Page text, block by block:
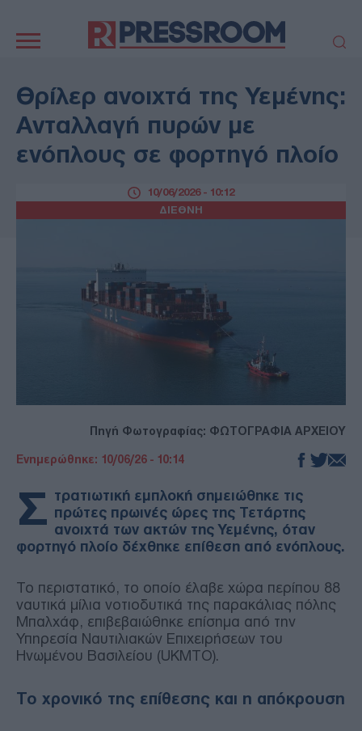
πλοήγηση
ΠΟΛΙΤΙΚΗ
ΟΙΚΟΝΟΜΙΑ
ΕΛΛΑΔΑ
ΕΚΚΛΗΣΙΑ
ΑΜΥΝΑ
ΔΙΕΘΝΗ
ΚΥΠΡΟΣ
ΑΥΤΟΔΙΟΙΚΗΣΗ
ΑΡΘΡΟΓΡΑΦΙΑ
Θρίλερ ανοιχτά της Υεμένης:
Ανταλλαγή πυρών με
ενόπλους σε φορτηγό πλοίο
ΔΙΕΘΝΗ
10/06/2026 - 10:12
Πηγή Φωτογραφίας: ΦΩΤΟΓΡΑΦΙΑ ΑΡΧΕΙΟΥ
Ενημερώθηκε: 10/06/26 - 10:14
Σ τρατιωτική εμπλοκή σημειώθηκε τις
πρώτες πρωινές ώρες της Τετάρτης
ανοιχτά των ακτών της Υεμένης, όταν
φορτηγό πλοίο δέχθηκε επίθεση από ενόπλους.
Το περιστατικό, το οποίο έλαβε χώρα περίπου 88
ναυτικά μίλια νοτιοδυτικά της παρακάλιας πόλης
Μπαλχάφ, επιβεβαιώθηκε επίσημα από την
Υπηρεσία Ναυτιλιακών Επιχειρήσεων του
Ηνωμένου Βασιλείου (UKMTO).
Το χρονικό της επίθεσης και η απόκρουση